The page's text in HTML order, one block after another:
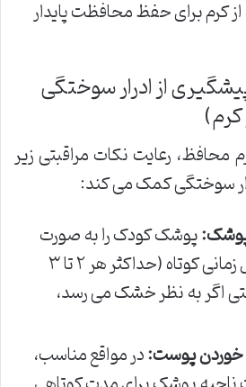
از کرم برای حفظ محافظت پایدار
از ادرار سوختگی
محافظ، رعایت نکات مراقبتی زیر
سوختگی کمک می کند:
پوشک کودک را به صورت
منظم و در فواصل زمانی کوتاه (حداکثر هر ۲ تا ۳
اگر به نظر خشک می رسد،
خوردن پوست:در مواقع مناسب،